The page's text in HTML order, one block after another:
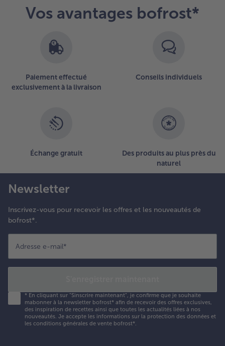
Vos avantages bofrost*
Paiement effectué
exclusivement à la livraison
Conseils individuels
Échange gratuit
Des produits au plus près du
naturel
Newsletter
Inscrivez-vous pour recevoir les offres et les nouveautés de
bofrost*.
Adresse e-mail*
* En cliquant sur "Sinscrire maintenant", je confirme que je souhaite
mabonner à la newsletter bofrost* afin de recevoir des offres exclusives,
des inspiration de recettes ainsi que toutes les actualités liées à nos
nouveautés. Je accepte les informations sur la protection des données et
les conditions générales de vente bofrost*